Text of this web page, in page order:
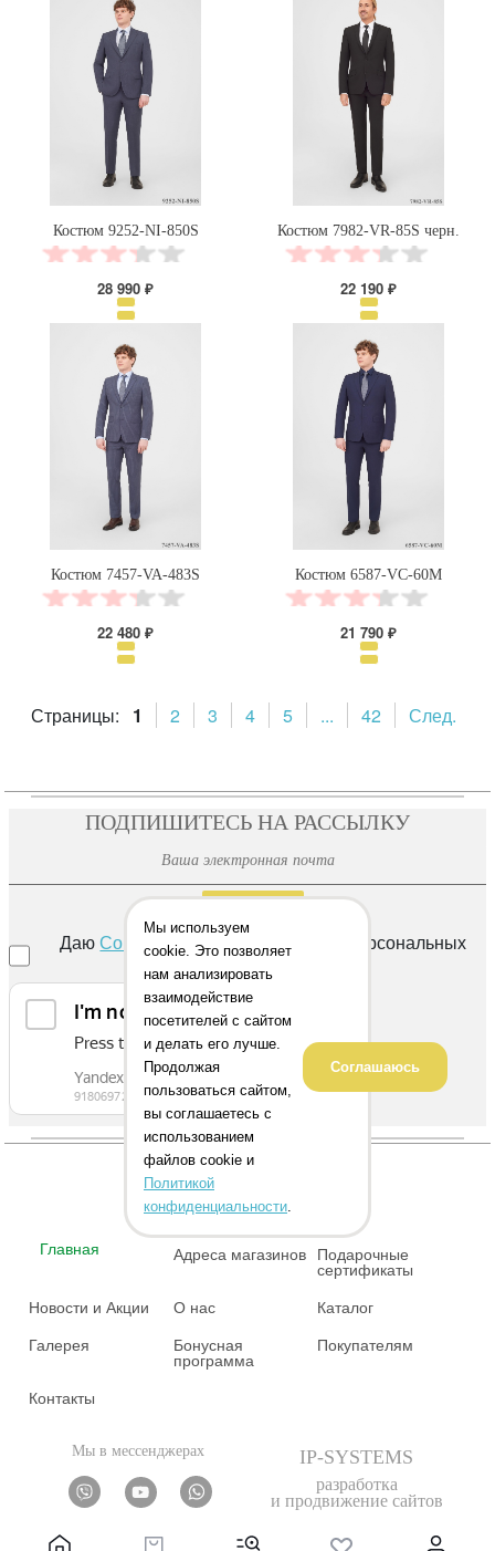
Костюм 9252-NI-850S
28 990 ₽
Костюм 7982-VR-85S черн.
22 190 ₽
Костюм 7457-VA-483S
22 480 ₽
Костюм 6587-VC-60M
21 790 ₽
Страницы: 1 2 3 4 5 ... 42 След.
ПОДПИШИТЕСЬ НА РАССЫЛКУ
ДаюСогласиена обработку своих персональных
данных
Главная Адреса магазинов
Подарочные
сертификаты
Новости и Акции О нас Каталог
Галерея
Бонусная
программа
Покупателям
Контакты
Мы в мессенджерах IP-SYSTEMS
разработка
и продвижение сайтов
Мы используем
cookie. Это позволяет
нам анализировать
взаимодействие
посетителей с сайтом
и делать его лучше.
Продолжая
пользоваться сайтом,
вы соглашаетесь с
использованием
файлов cookie и
Политикой
конфиденциальности.
Соглашаюсь